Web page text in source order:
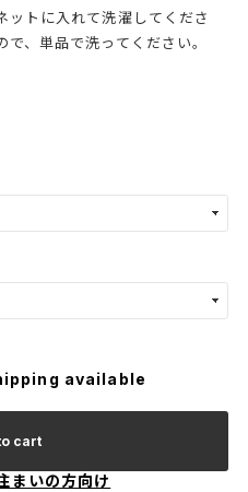
トに入れて洗濯してくださ
、単品で洗ってください。
available
cart
まいの方向け